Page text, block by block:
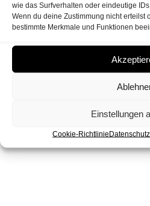
wie das Surfverhalten oder eindeutige
Wenn du deine Zustimmung nicht erteilst
bestimmte Merkmale und Funktionen
Einstellungen
Cookie-Richtlinie